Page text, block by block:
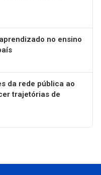
no ensino
da rede pública ao
trajetórias de